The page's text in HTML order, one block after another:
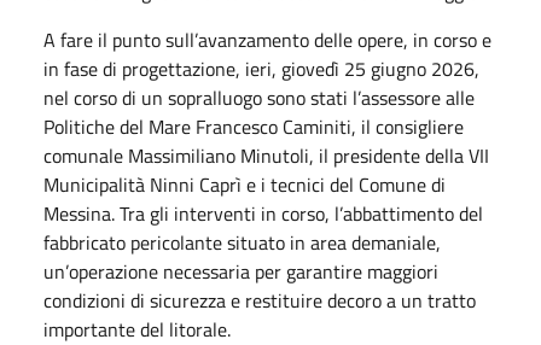
A fare il punto sull’avanzamento delle opere, in corso e
in fase di progettazione, ieri, giovedì 25 giugno 2026,
nel corso di un sopralluogo sono stati l’assessore alle
Politiche del Mare Francesco Caminiti, il consigliere
comunale Massimiliano Minutoli, il presidente della VII
Municipalità Ninni Caprì e i tecnici del Comune di
Messina.Tra gli interventi in corso, l’abbattimento del
fabbricato pericolante situato in area demaniale,
un’operazione necessaria per garantire maggiori
condizioni di sicurezza e restituire decoro a un tratto
importante del litorale.